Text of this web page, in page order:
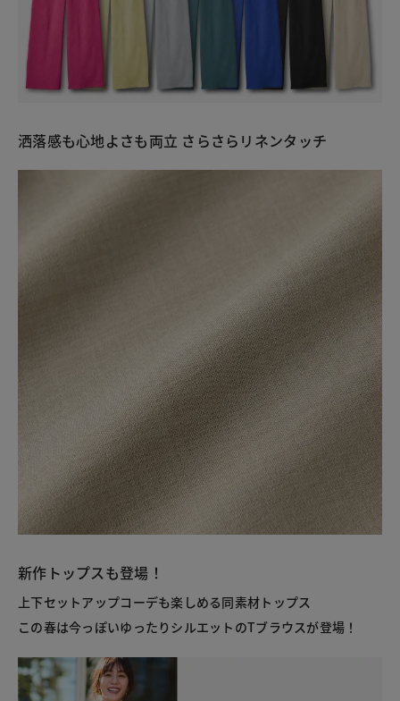
洒落感も心地よさも両立 さらさらリネンタッチ
新作トップスも登場！
上下セットアップコーデも楽しめる同素材トップス
この春は今っぽいゆったりシルエットのTブラウスが登場！